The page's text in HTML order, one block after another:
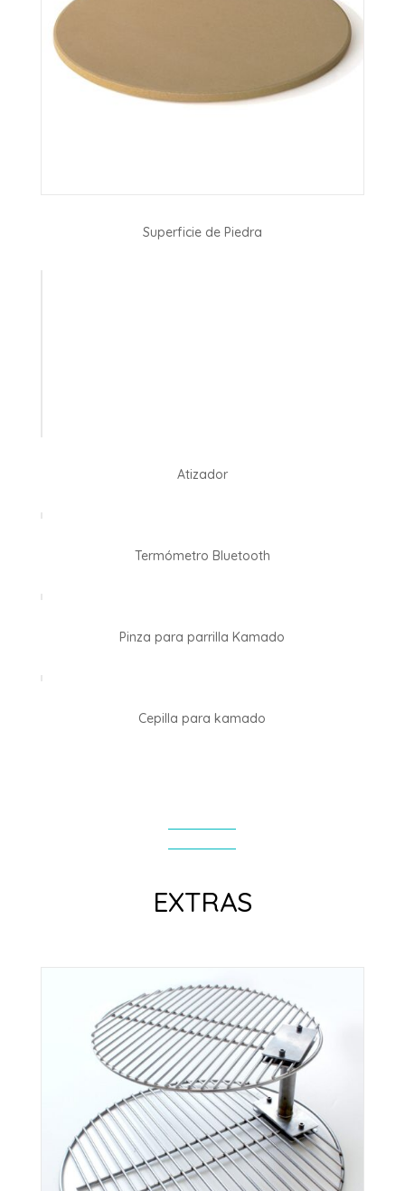
Superficie de Piedra
Atizador
Termómetro Bluetooth
Pinza para parrilla Kamado
Cepilla para kamado
EXTRAS